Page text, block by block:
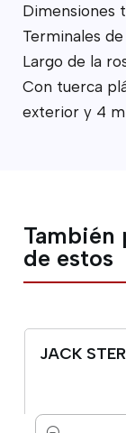
Dimensiones
Terminales
Largo de la
Con tuerca
exterior y 4
También
de estos
JACK